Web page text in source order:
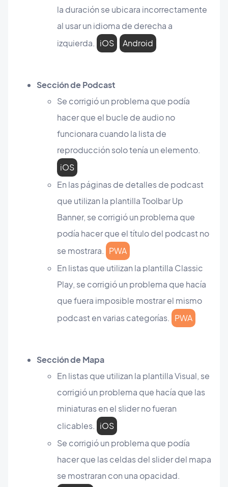
la duración se ubicara incorrectamente
al usar un idioma de derecha a
izquierda. iOS Android
Sección de Podcast
Se corrigió un problema que podía
hacer que el bucle de audio no
funcionara cuando la lista de
reproducción solo tenía un elemento.
iOS
En las páginas de detalles de podcast
que utilizan la plantilla Toolbar Up
Banner, se corrigió un problema que
podía hacer que el título del podcast no
se mostrara. PWA
En listas que utilizan la plantilla Classic
Play, se corrigió un problema que hacía
que fuera imposible mostrar el mismo
podcast en varias categorías. PWA
Sección de Mapa
En listas que utilizan la plantilla Visual, se
corrigió un problema que hacía que las
miniaturas en el slider no fueran
clicables. iOS
Se corrigió un problema que podía
hacer que las celdas del slider del mapa
se mostraran con una opacidad.